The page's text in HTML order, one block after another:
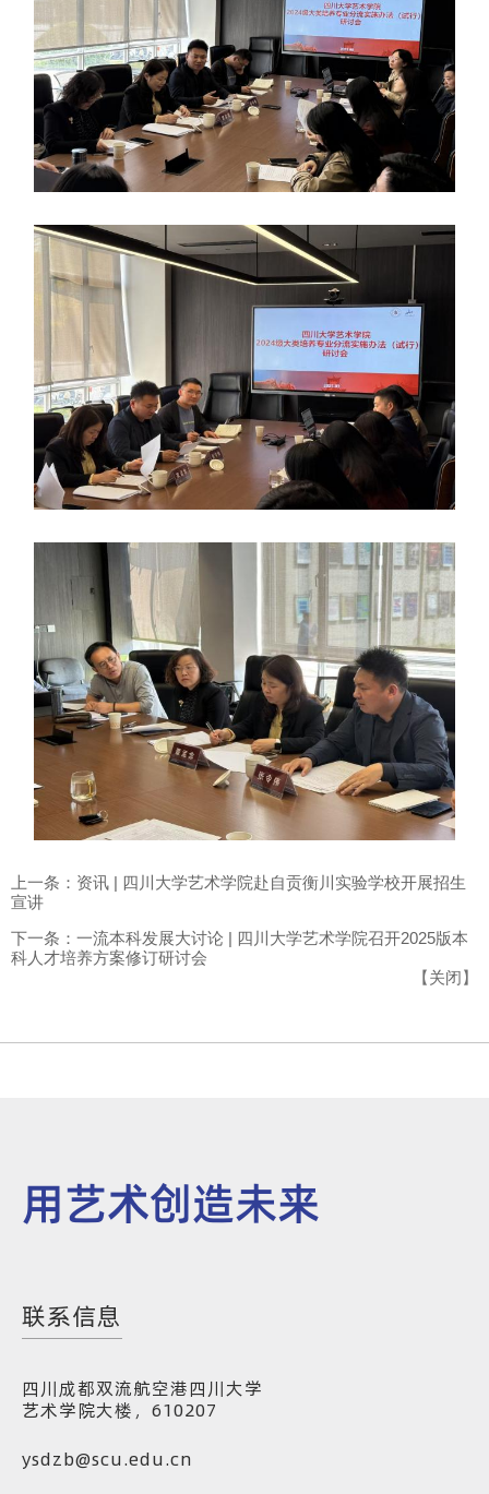
上一条：资讯 | 四川大学艺术学院赴自贡衡川实验学校开展招生
宣讲
下一条：一流本科发展大讨论 | 四川大学艺术学院召开2025版本
科人才培养方案修订研讨会
【关闭】
用艺术创造未来
联系信息
四川成都双流航空港四川大学
艺术学院大楼，610207
ysdzb@scu.edu.cn